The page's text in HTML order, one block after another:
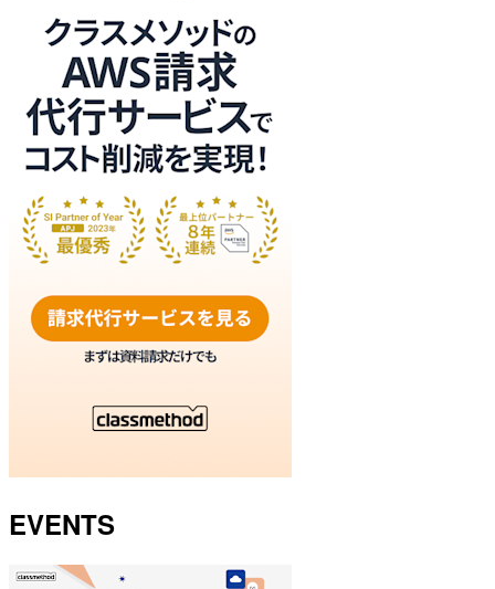
EVENTS